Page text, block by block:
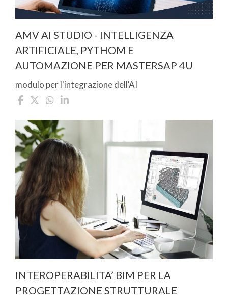
AMV AI STUDIO - INTELLIGENZA
ARTIFICIALE, PYTHOM E
AUTOMAZIONE PER MASTERSAP 4U
modulo per l'integrazione dell'AI
INTEROPERABILITA’ BIM PER LA
PROGETTAZIONE STRUTTURALE